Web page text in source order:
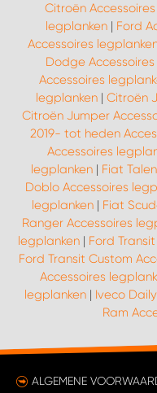
Citroën
legplanken| Ford
Accessoires
Dodge
Accessoires
legplanken| Citroën
Citroën Jumper
2019- tot heden
Accessoires
legplanken| Fiat
Doblo Accessoires
legplanken | Fiat
Ranger Accessoires
legplanken | Ford
Ford Transit Custom
Accessoires
legplanken | Iveco
Ram
ALGEMENE